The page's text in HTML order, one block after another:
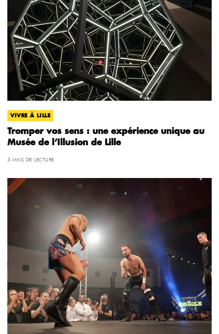
VIVRE À LILLE
Tromper vos sens : une expérience unique au
Musée de l’Illusion de Lille
3 MINS DE LECTURE